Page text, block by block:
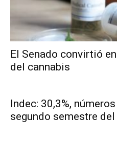
El Senado convirtió
del cannabis
Indec: 30,3%,
segundo semestre